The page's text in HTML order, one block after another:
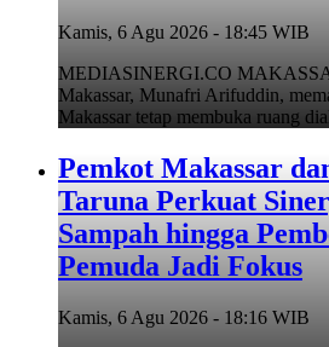
Kamis, 6 Agu 2026 - 18:45 WIB
MEDIASINERGI.CO
Makassar, Munafri Arifuddin,
Makassar tetap membuka ruang
Pemkot Makassar
Taruna Perkuat
Sampah hingga
Pemuda Jadi Fokus
Kamis, 6 Agu 2026 - 18:16 WIB